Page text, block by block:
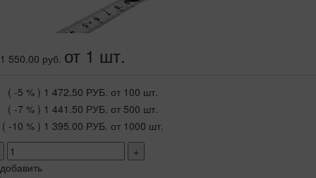
1 550.00 руб. от 1 шт.
( -5 % ) 1 472.50 РУБ. от 100 шт.
( -7 % ) 1 441.50 РУБ. от 500 шт.
( -10 % ) 1 395.00 РУБ. от 1000 шт.
+
добавить